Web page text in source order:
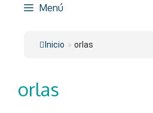
Menú
Inicio » orlas
orlas